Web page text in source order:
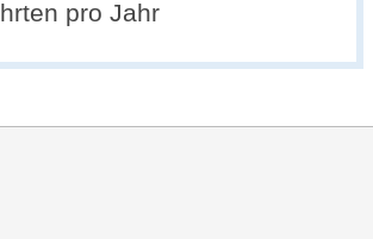
pro Jahr